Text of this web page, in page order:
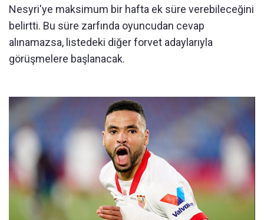
Nesyri'ye maksimum bir hafta ek süre verebileceğini
belirtti. Bu süre zarfında oyuncudan cevap
alınamazsa, listedeki diğer forvet adaylarıyla
görüşmelere başlanacak.